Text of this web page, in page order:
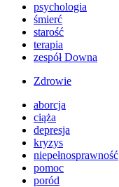
psychologia
śmierć
starość
terapia
zespół Downa
Zdrowie
aborcja
ciąża
depresja
kryzys
niepełnosprawność
pomoc
poród